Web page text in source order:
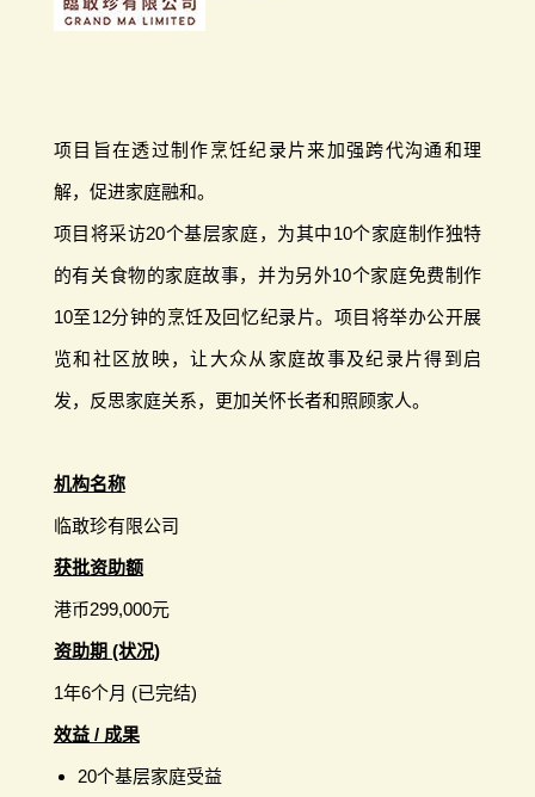
项目旨在透过制作烹饪纪录片来加强跨代沟通和理
解，促进家庭融和。
项目将采访20个基层家庭，为其中10个家庭制作独特
的有关食物的家庭故事，并为另外10个家庭免费制作
10至12分钟的烹饪及回忆纪录片。项目将举办公开展
览和社区放映，让大众从家庭故事及纪录片得到启
发，反思家庭关系，更加关怀长者和照顾家人。
机构名称
临敢珍有限公司
获批资助额
港币299,000元
资助期 (状况)
1年6个月 (已完结)
效益 / 成果
20个基层家庭受益